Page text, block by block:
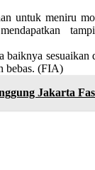
untuk meniru
baiknya sesuaikan
bebas. (FIA)
Jakarta